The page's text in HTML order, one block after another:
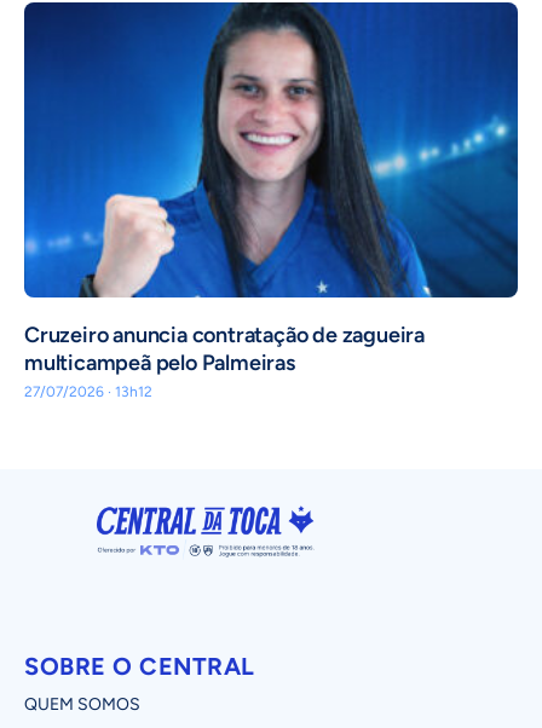
Cruzeiro anuncia contratação de zagueira
multicampeã pelo Palmeiras
27/07/2026 · 13h12
SOBRE O CENTRAL
QUEM SOMOS